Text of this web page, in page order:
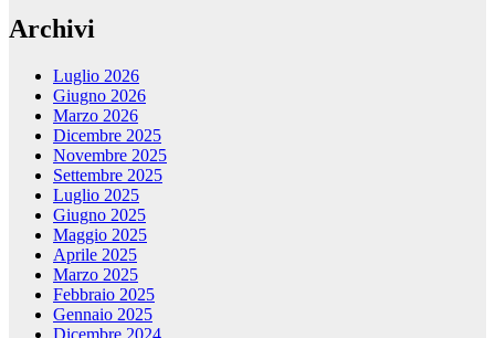
Archivi
Luglio 2026
Giugno 2026
Marzo 2026
Dicembre 2025
Novembre 2025
Settembre 2025
Luglio 2025
Giugno 2025
Maggio 2025
Aprile 2025
Marzo 2025
Febbraio 2025
Gennaio 2025
Dicembre 2024